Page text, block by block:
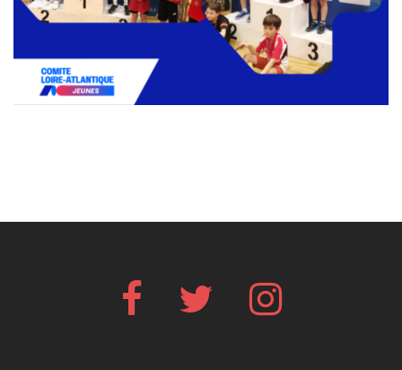
Facebook Twitter Instagram